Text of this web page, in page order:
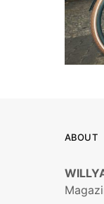
ABOUT